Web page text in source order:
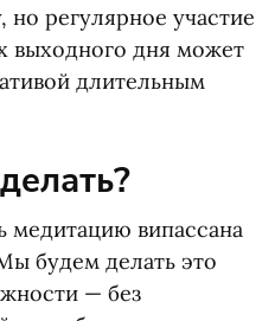
регулярное участие
выходного дня может
длительным
медитацию випассана
будем делать это
— без